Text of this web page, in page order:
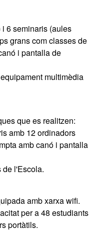
6 seminaris (aules
grans com classes de
i pantalla de
multimèdia
que es realitzen:
amb 12 ordinadors
amb canó i pantalla
de l'Escola.
amb xarxa wifi.
per a 48 estudiants
portàtils.